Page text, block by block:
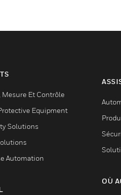
Mesure Et Contrôle
Equipment
Solutions
Automation
OÙ